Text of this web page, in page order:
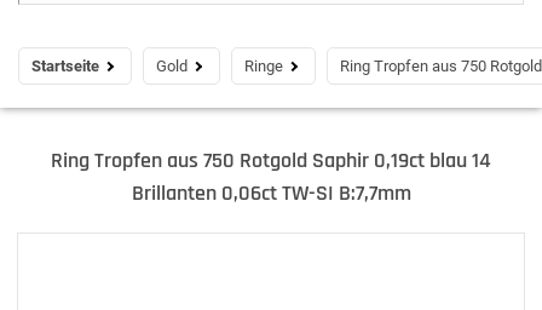
Startseite Gold Ringe Ring Tropfen aus 750
Ring Tropfen aus 750 Rotgold Saphir 0,19ct blau 14
Brillanten 0,06ct TW-SI B:7,7mm